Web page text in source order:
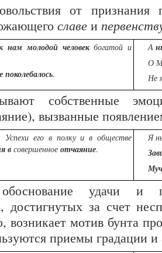
от признания
славе и
нам молодой человекбогатой и
.
А
О
Не
собственные
вызванные
Успехи его в полку и в обществе
в совершенное отчаяние.
Я
удачи и
достигнутых за счет
возникает мотив бунта
приемы градации и